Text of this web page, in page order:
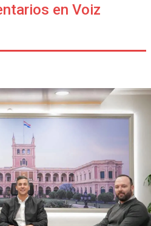
en Voiz